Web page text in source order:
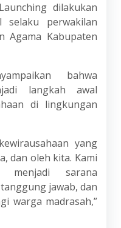
dilakukan
selaku perwakilan
Agama Kabupaten
bahwa
langkah awal
di lingkungan
yang
dan oleh kita. Kami
sarana
jawab, dan
warga madrasah,”